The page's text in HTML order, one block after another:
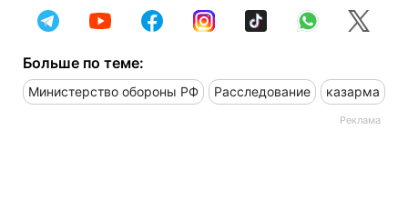
Больше по теме:
Министерство обороны РФ Расследование казарма